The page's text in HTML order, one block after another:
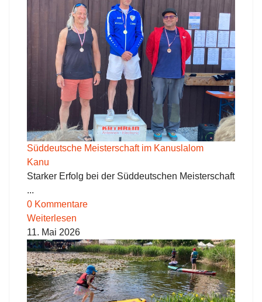
Süddeutsche Meisterschaft im Kanuslalom
Kanu
Starker Erfolg bei der Süddeutschen Meisterschaft
...
0 Kommentare
Weiterlesen
11. Mai 2026